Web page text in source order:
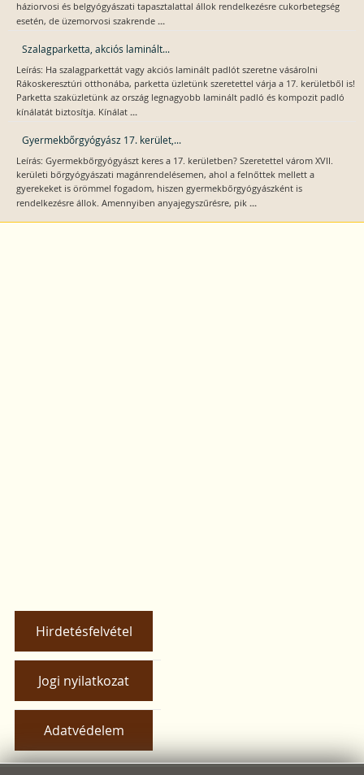
háziorvosi és belgyógyászati tapasztalattal állok rendelkezésre cukorbetegség
esetén, de üzemorvosi szakrende ...
Szalagparketta, akciós laminált...
Leírás: Ha szalagparkettát vagy akciós laminált padlót szeretne vásárolni
Rákoskeresztúri otthonába, parketta üzletünk szeretettel várja a 17. kerületből is!
Parketta szaküzletünk az ország legnagyobb laminált padló és kompozit padló
kínálatát biztosítja. Kínálat ...
Gyermekbőrgyógyász 17. kerület,...
Leírás: Gyermekbőrgyógyászt keres a 17. kerületben? Szeretettel várom XVII.
kerületi bőrgyógyászati magánrendelésemen, ahol a felnőttek mellett a
gyerekeket is örömmel fogadom, hiszen gyermekbőrgyógyászként is
rendelkezésre állok. Amennyiben anyajegyszűrésre, pik ...
Hirdetésfelvétel
Jogi nyilatkozat
Adatvédelem